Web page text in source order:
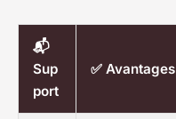
📬
Sup
port
✅ Avantages